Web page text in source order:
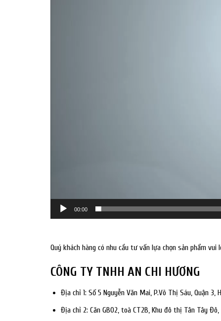
00:00
Quý khách hàng có nhu cầu tư vấn lựa chọn sản phẩm
CÔNG TY TNHH AN CHI HƯƠNG
Địa chỉ 1: Số 5 Nguyễn Văn Mai, P.Võ Thị Sáu, Quận 3,
Địa chỉ 2: Căn GB02, toà CT2B, Khu đô thị Tân Tây Đô,